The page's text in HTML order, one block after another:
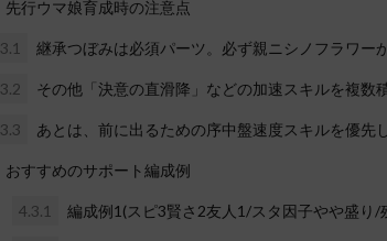
先行ウマ娘育成時の注意点
3.1 継承つぼみは必須パーツ。必ず親ニシノフラワー
3.2 その他「決意の直滑降」などの加速スキルを複数
3.3 あとは、前に出るための序中盤速度スキルを優先
おすすめのサポート編成例
4.3.1 編成例1(スピ3賢さ2友人1/スタ因子やや盛り/